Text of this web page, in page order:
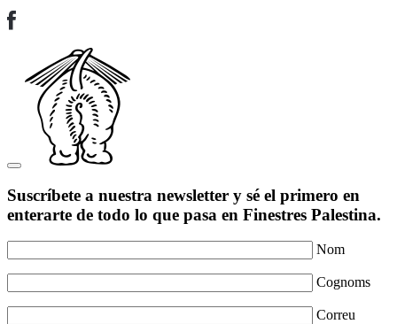
Suscríbete a nuestra newsletter y sé el primero en
enterarte de todo lo que pasa en Finestres Palestina.
Nom
Cognoms
Correu